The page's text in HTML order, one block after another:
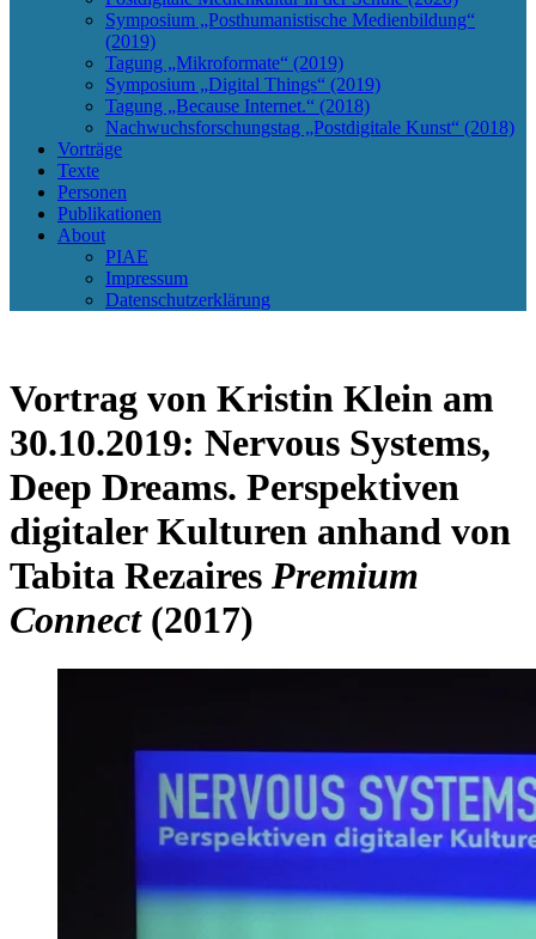
Symposium „Posthumanistische Medienbildung“
(2019)
Tagung „Mikroformate“ (2019)
Symposium „Digital Things“ (2019)
Tagung „Because Internet.“ (2018)
Nachwuchsforschungstag „Postdigitale Kunst“ (2018)
Vorträge
Texte
Personen
Publikationen
About
PIAE
Impressum
Datenschutzerklärung
Vortrag von Kristin Klein am
30.10.2019: Nervous Systems,
Deep Dreams. Perspektiven
digitaler Kulturen anhand von
Tabita Rezaires Premium
Connect(2017)